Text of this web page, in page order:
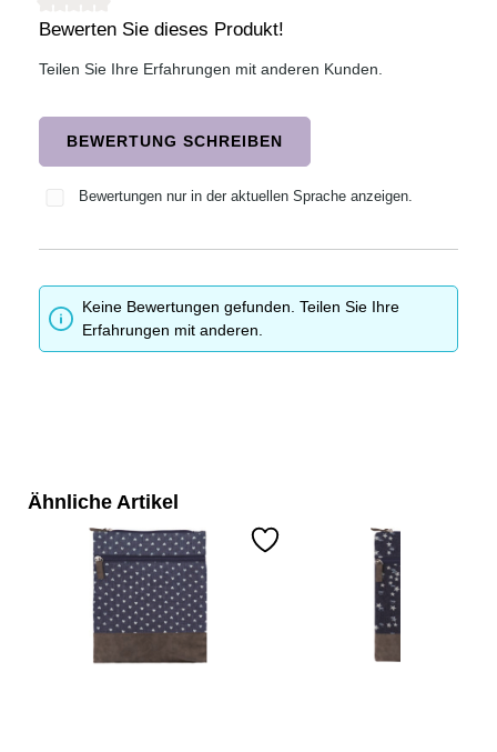
Durchschnittliche Bewertung von 0 von 5 Sternen
Bewerten Sie dieses Produkt!
Teilen Sie Ihre Erfahrungen mit anderen Kunden.
BEWERTUNG SCHREIBEN
Bewertungen nur in der aktuellen Sprache anzeigen.
Keine Bewertungen gefunden. Teilen Sie Ihre
Erfahrungen mit anderen.
Ähnliche Artikel